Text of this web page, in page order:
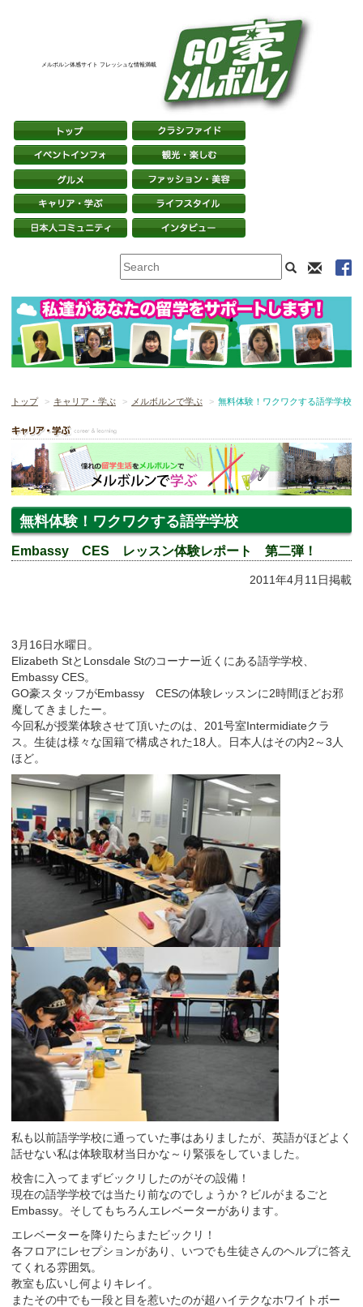
メルボルン体感サイト フレッシュな情報満載
トップ キャリア・学ぶ メルボルンで学ぶ 無料体験！ワクワクする語学学校
無料体験！ワクワクする語学学校
Embassy CES レッスン体験レポート 第二弾！
2011年4月11日掲載
3月16日水曜日。
Elizabeth StとLonsdale Stのコーナー近くにある語学学校、
Embassy CES。
GO豪スタッフがEmbassy CESの体験レッスンに2時間ほどお邪
魔してきましたー。
今回私が授業体験させて頂いたのは、201号室Intermidiateクラ
ス。生徒は様々な国籍で構成された18人。日本人はその内2～3人
ほど。
私も以前語学学校に通っていた事はありましたが、英語がほどよく
話せない私は体験取材当日かな～り緊張をしていました。
校舎に入ってまずビックリしたのがその設備！
現在の語学学校では当たり前なのでしょうか？ビルがまるごと
Embassy。そしてもちろんエレベーターがあります。
エレベーターを降りたらまたビックリ！
各フロアにレセプションがあり、いつでも生徒さんのヘルプに答え
てくれる雰囲気。
教室も広いし何よりキレイ。
またその中でも一段と目を惹いたのが超ハイテクなホワイトボー